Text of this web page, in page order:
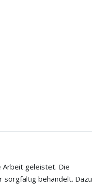
Arbeit geleistet. Die
behandelt. Dazu